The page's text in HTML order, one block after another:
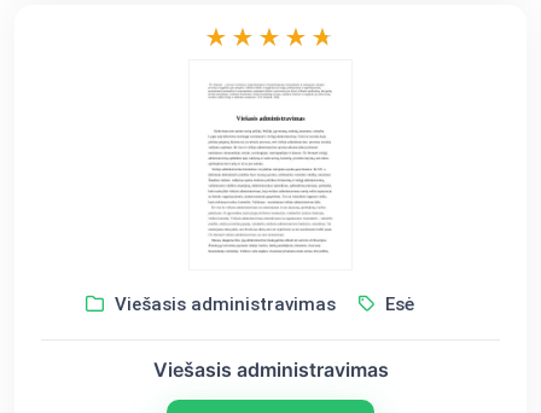
Viešasis administravimas Esė
Viešasis administravimas